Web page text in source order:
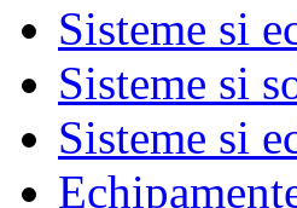
Sisteme si
Sisteme si
Sisteme si